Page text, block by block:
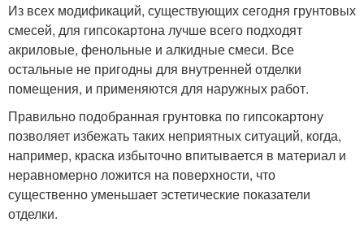
Из всех модификаций, существующих сегодня грунтовых
смесей, для гипсокартона лучше всего подходят
акриловые, фенольные и алкидные смеси. Все
остальные не пригодны для внутренней отделки
помещения, и применяются для наружных работ.
Правильно подобранная грунтовка по гипсокартону
позволяет избежать таких неприятных ситуаций, когда,
например, краска избыточно впитывается в материал и
неравномерно ложится на поверхности, что
существенно уменьшает эстетические показатели
отделки.